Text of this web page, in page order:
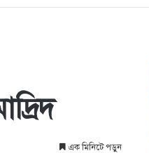
এক মিনিটে পড়ুন